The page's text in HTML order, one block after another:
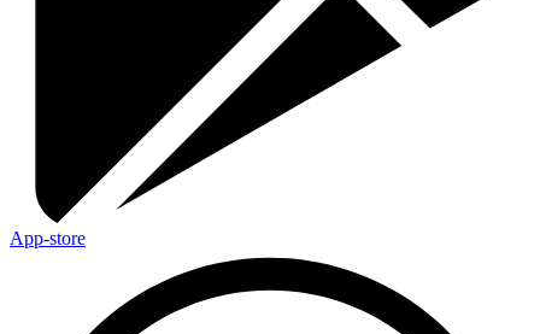
App-store